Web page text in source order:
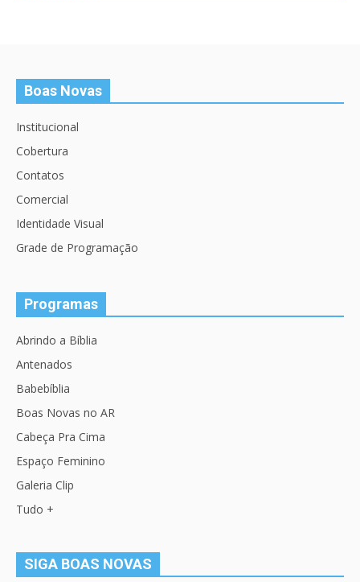
Boas Novas
Institucional
Cobertura
Contatos
Comercial
Identidade Visual
Grade de Programação
Programas
Abrindo a Bíblia
Antenados
Babebíblia
Boas Novas no AR
Cabeça Pra Cima
Espaço Feminino
Galeria Clip
Tudo +
SIGA BOAS NOVAS